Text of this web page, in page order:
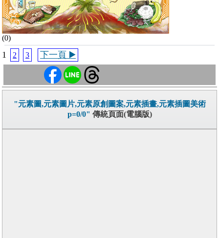
(0)
1 2 3 下一頁 ▶️
"元素圖,元素圖片,元素原創圖案,元素插畫,元素插圖美術
p=0/0" 傳統頁面(電腦版)